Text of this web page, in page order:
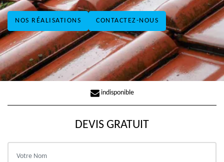
NOS RÉALISATIONS CONTACTEZ-NOUS
indisponible
DEVIS GRATUIT